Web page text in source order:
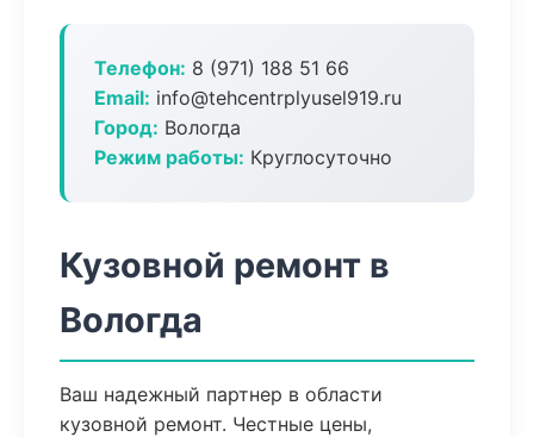
Телефон: 8 (971) 188 51 66
Email: info@tehcentrplyusel919.ru
Город: Вологда
Режим работы: Круглосуточно
Кузовной ремонт в
Вологда
Ваш надежный партнер в области
кузовной ремонт. Честные цены,